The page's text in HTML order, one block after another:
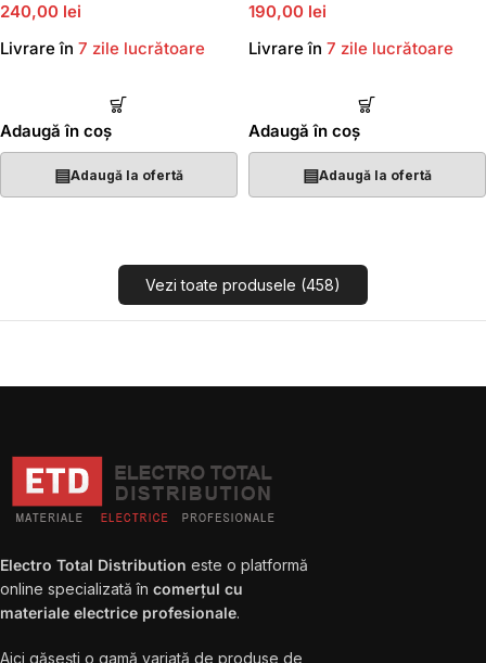
240,00 lei
Livrare în 7 zile lucrătoare
Adaugă în coș
▤Adaugă la ofertă
190,00 lei
Livrare în 7 zile lucrătoare
Adaugă în coș
▤Adaugă la ofertă
Vezi toate produsele (458)
Electro Total Distribution este o platformă
online specializată în comerțul cu
materiale electrice profesionale.
Aici găsești o gamă variată de produse de